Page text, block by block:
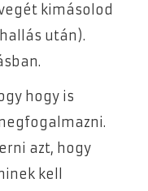
kimásolod
után).
hogy is
azt, hogy
kell